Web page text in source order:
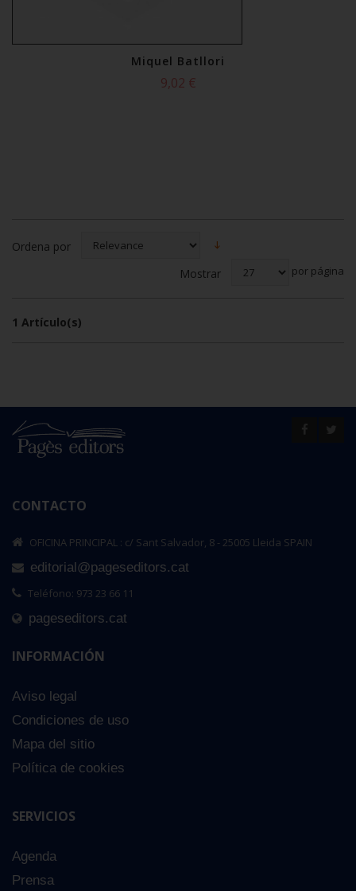
Miquel Batllori
9,02 €
Ordena por
Mostrar
por página
1 Artículo(s)
CONTACTO
OFICINA PRINCIPAL : c/ Sant Salvador, 8 - 25005 Lleida SPAIN
editorial@pageseditors.cat
Teléfono: 973 23 66 11
pageseditors.cat
INFORMACIÓN
Aviso legal
Condiciones de uso
Mapa del sitio
Política de cookies
SERVICIOS
Agenda
Prensa